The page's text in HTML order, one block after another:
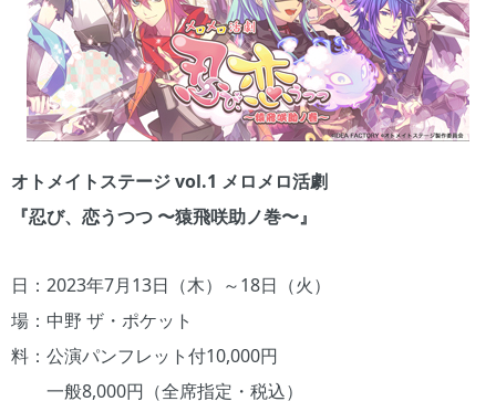
オトメイトステージ vol.1 メロメロ活劇
『忍び、恋うつつ 〜猿飛咲助ノ巻〜』
日：2023年7月13日（木）～18日（火）
場：中野 ザ・ポケット
料：公演パンフレット付10,000円
一般8,000円（全席指定・税込）